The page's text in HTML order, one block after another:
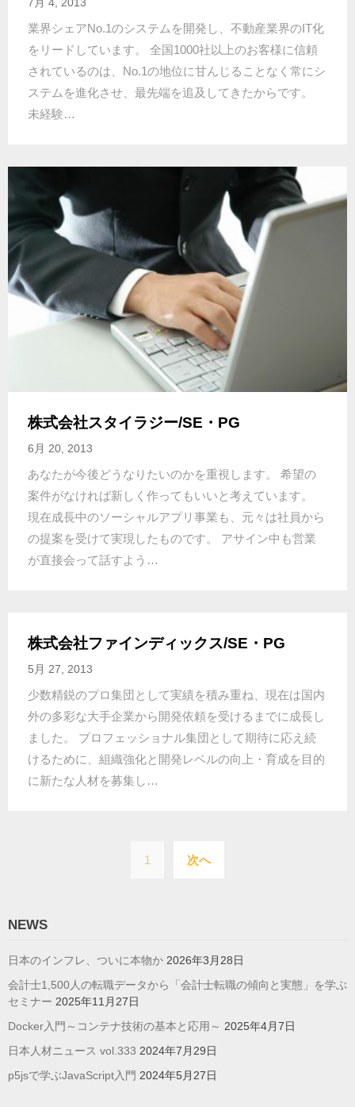
業界シェアNo.1のシステムを開発し、不動産業界のIT化
をリードしています。 全国1000社以上のお客様に信頼
されているのは、No.1の地位に甘んじることなく常にシ
ステムを進化させ、最先端を追及してきたからです。
未経験…
株式会社スタイラジー/SE・PG
6月 20, 2013
あなたが今後どうなりたいのかを重視します。 希望の
案件がなければ新しく作ってもいいと考えています。
現在成長中のソーシャルアプリ事業も、元々は社員から
の提案を受けて実現したものです。 アサイン中も営業
が直接会って話すよう…
株式会社ファインディックス/SE・PG
5月 27, 2013
少数精鋭のプロ集団として実績を積み重ね、現在は国内
外の多彩な大手企業から開発依頼を受けるまでに成長し
ました。 プロフェッショナル集団として期待に応え続
けるために、組織強化と開発レベルの向上・育成を目的
に新たな人材を募集し…
稿
ー
ジ
り
1 次へ
NEWS
日本のインフレ、ついに本物か 2026年3月28日
会計士1,500人の転職データから「会計士転職の傾向と実態」を学ぶ
セミナー 2025年11月27日
Docker入門～コンテナ技術の基本と応用～ 2025年4月7日
日本人材ニュース vol.333 2024年7月29日
p5jsで学ぶJavaScript入門 2024年5月27日